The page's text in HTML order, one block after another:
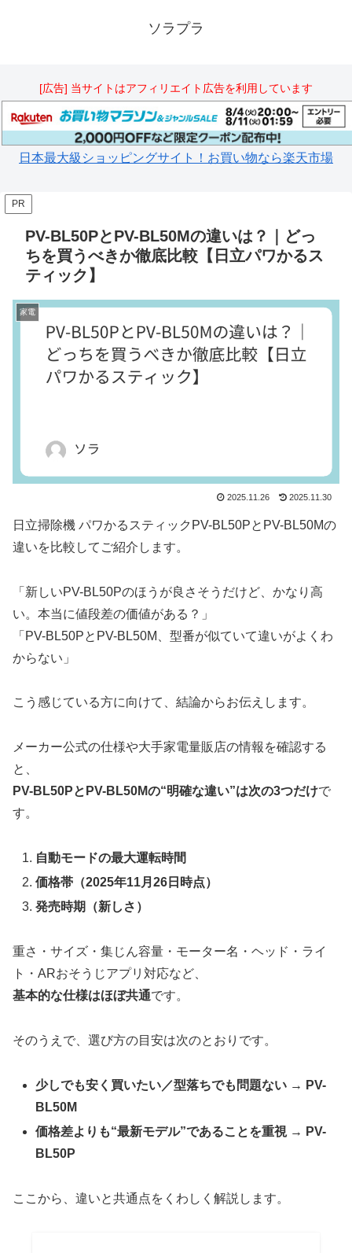
ソラプラ
[広告] 当サイトはアフィリエイト広告を利用しています
日本最大級ショッピングサイト！お買い物なら楽天市場
PR
PV-BL50PとPV-BL50Mの違いは？｜どっ
ちを買うべきか徹底比較【日立パワかるス
ティック】
家電
2025.11.26 2025.11.30
日立掃除機 パワかるスティックPV-BL50PとPV-BL50Mの
違いを比較してご紹介します。
「新しいPV-BL50Pのほうが良さそうだけど、かなり高
い。本当に値段差の価値がある？」
「PV-BL50PとPV-BL50M、型番が似ていて違いがよくわ
からない」
こう感じている方に向けて、結論からお伝えします。
メーカー公式の仕様や大手家電量販店の情報を確認する
と、
PV-BL50PとPV-BL50Mの“明確な違い”は次の3つだけで
す。
自動モードの最大運転時間
価格帯（2025年11月26日時点）
発売時期（新しさ）
重さ・サイズ・集じん容量・モーター名・ヘッド・ライ
ト・ARおそうじアプリ対応など、
基本的な仕様はほぼ共通です。
そのうえで、選び方の目安は次のとおりです。
少しでも安く買いたい／型落ちでも問題ない → PV-
BL50M
価格差よりも“最新モデル”であることを重視 → PV-
BL50P
ここから、違いと共通点をくわしく解説します。